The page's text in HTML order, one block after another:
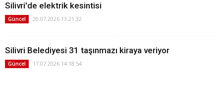
Silivri'de elektrik kesintisi
Güncel 20.07.2026 13:21:32
Silivri Belediyesi 31 taşınmazı kiraya veriyor
Güncel 17.07.2026 14:18:54